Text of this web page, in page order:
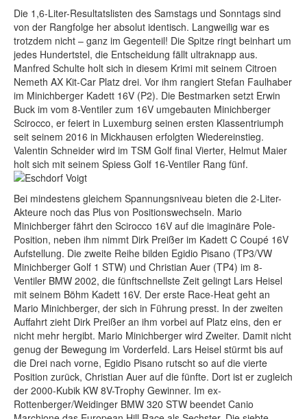
Die 1,6-Liter-Resultatslisten des Samstags und Sonntags sind
von der Rangfolge her absolut identisch. Langweilig war es
trotzdem nicht – ganz im Gegenteil! Die Spitze ringt beinhart um
jedes Hundertstel, die Entscheidung fällt ultraknapp aus.
Manfred Schulte holt sich in diesem Krimi mit seinem Citroen
Nemeth AX Kit-Car Platz drei. Vor ihm rangiert Stefan Faulhaber
im Minichberger Kadett 16V (P2). Die Bestmarken setzt Erwin
Buck im vom 8-Ventiler zum 16V umgebauten Minichberger
Scirocco, er feiert in Luxemburg seinen ersten Klassentriumph
seit seinem 2016 in Mickhausen erfolgten Wiedereinstieg.
Valentin Schneider wird im TSM Golf final Vierter, Helmut Maier
holt sich mit seinem Spiess Golf 16-Ventiler Rang fünf.
Bei mindestens gleichem Spannungsniveau bieten die 2-Liter-
Akteure noch das Plus von Positionswechseln. Mario
Minichberger fährt den Scirocco 16V auf die imaginäre Pole-
Position, neben ihm nimmt Dirk Preißer im Kadett C Coupé 16V
Aufstellung. Die zweite Reihe bilden Egidio Pisano (TP3/VW
Minichberger Golf 1 STW) und Christian Auer (TP4) im 8-
Ventiler BMW 2002, die fünftschnellste Zeit gelingt Lars Heisel
mit seinem Böhm Kadett 16V. Der erste Race-Heat geht an
Mario Minichberger, der sich in Führung presst. In der zweiten
Auffahrt zieht Dirk Preißer an ihm vorbei auf Platz eins, den er
nicht mehr hergibt. Mario Minichberger wird Zweiter. Damit nicht
genug der Bewegung im Vorderfeld. Lars Heisel stürmt bis auf
die Drei nach vorne, Egidio Pisano rutscht so auf die vierte
Position zurück, Christian Auer auf die fünfte. Dort ist er zugleich
der 2000-Kubik KW 8V-Trophy Gewinner. Im ex-
Rottenberger/Weidinger BMW 320 STW beendet Canio